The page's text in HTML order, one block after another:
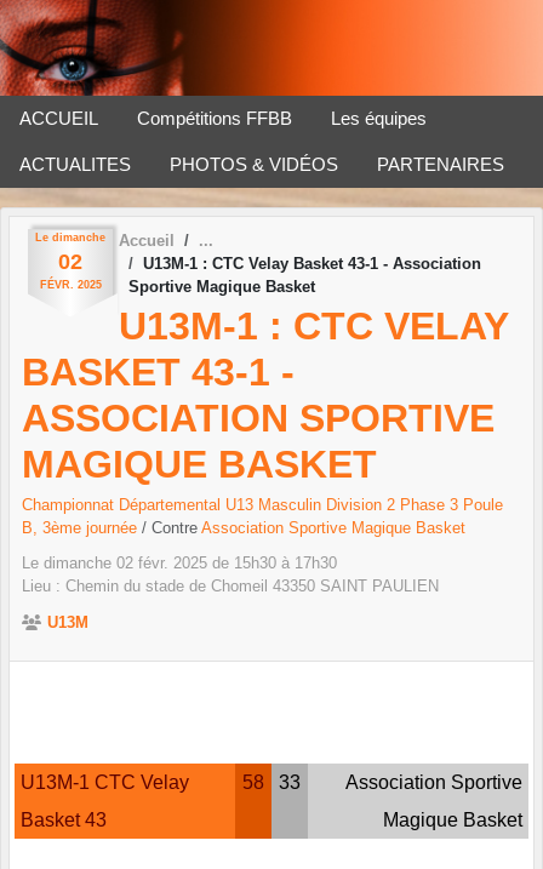
ACCUEIL Compétitions FFBB Les équipes
ACTUALITES PHOTOS & VIDÉOS PARTENAIRES
Le dimanche
02
FÉVR. 2025
Accueil
U13M-1 : CTC Velay Basket 43-1 - Association
Sportive Magique Basket
U13M-1 : CTC VELAY
BASKET 43-1 -
ASSOCIATION SPORTIVE
MAGIQUE BASKET
Championnat Départemental U13 Masculin Division 2 Phase 3 Poule
B, 3ème journée / Contre Association Sportive Magique Basket
Le dimanche 02 févr. 2025 de 15h30 à 17h30
Lieu : Chemin du stade de Chomeil 43350 SAINT PAULIEN
U13M
U13M-1 CTC Velay
Basket 43
58 33
Association Sportive
Magique Basket
Panneau de gestion des cookies